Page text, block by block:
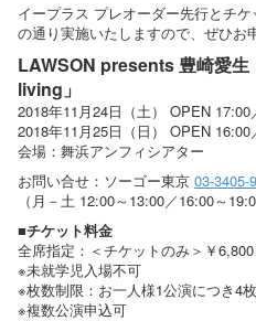
イープラス プレオーダー先行とチ
の通り実施いたしますので、ぜひお
LAWSON presents 豊崎愛生
living」
2018年11月24日（土） OPEN 17:00
2018年11月25日（日） OPEN 16:00
会場：舞浜アンフィシアター
お問い合せ：ソーゴー東京 03-3405-
（月－土 12:00～13:00／16:00～
■チケット料金
全席指定：＜チケットのみ＞￥6,800
※未就学児入場不可
※枚数制限：お一人様1公演につき4
※複数公演申込可